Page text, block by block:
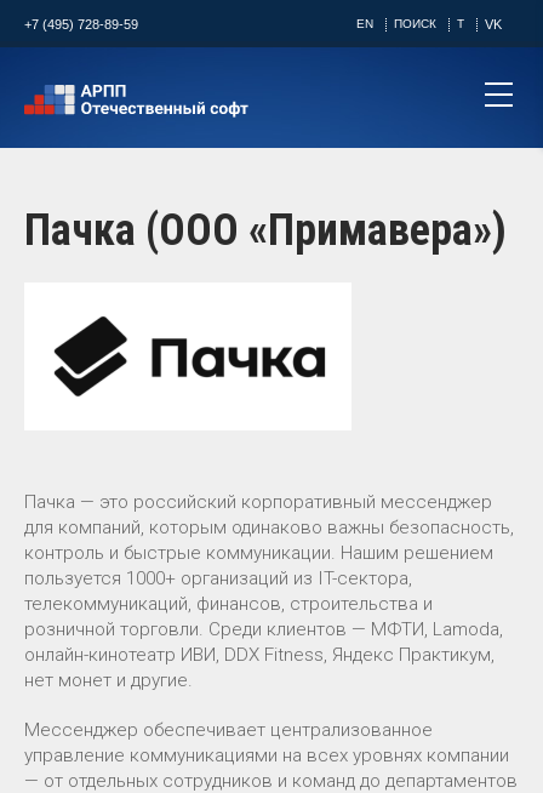
+7 (495) 728-89-59 EN ПОИСК T VK
Пачка (ООО «Примавера»)
Пачка — это российский корпоративный мессенджер
для компаний, которым одинаково важны безопасность,
контроль и быстрые коммуникации. Нашим решением
пользуется 1000+ организаций из IT-сектора,
телекоммуникаций, финансов, строительства и
розничной торговли. Среди клиентов — МФТИ, Lamoda,
онлайн-кинотеатр ИВИ, DDX Fitness, Яндекс Практикум,
нет монет и другие.
Мессенджер обеспечивает централизованное
управление коммуникациями на всех уровнях компании
— от отдельных сотрудников и команд до департаментов